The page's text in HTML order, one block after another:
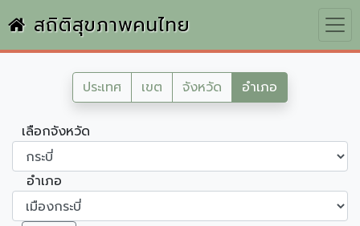
สถิติสุขภาพคนไทย
ประเทศ เขต จังหวัด อำเภอ
เลือกจังหวัด
อำเภอ